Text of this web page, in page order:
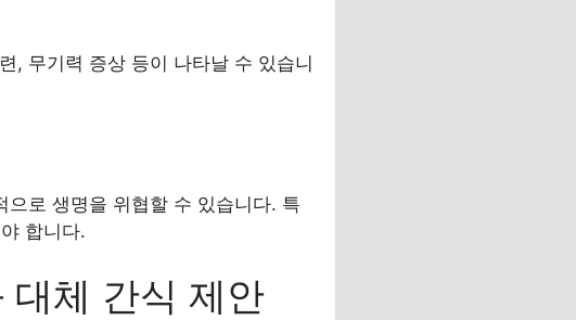
, 무기력 증상 등이 나타날 수 있습니
로 생명을 위협할 수 있습니다. 특
합니다.
대체 간식 제안